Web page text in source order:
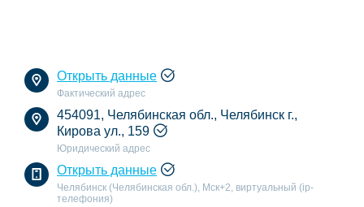
Открыть данные
Фактический адрес
454091, Челябинская обл., Челябинск г.,
Кирова ул., 159
Юридический адрес
Открыть данные
Челябинск (Челябинская обл.), Мск+2, виртуальный (ip-
телефония)